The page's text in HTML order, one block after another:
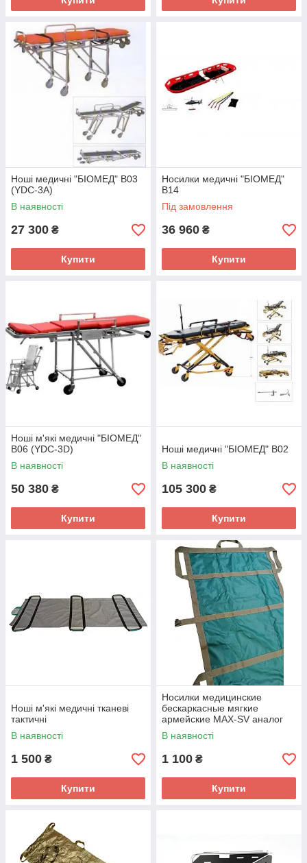
Ноші медичні "БІОМЕД" В03
(YDC-3А)
В наявності
27 300 ₴
Купити
Носилки медичні "БІОМЕД"
В14
Під замовлення
36 960 ₴
Купити
Ноші м'які медичні "БІОМЕД"
В06 (YDC-3D)
В наявності
50 380 ₴
Купити
Ноші медичні "БІОМЕД" В02
В наявності
105 300 ₴
Купити
Ноші м'які медичні тканеві
тактичні
В наявності
1 500 ₴
Купити
Носилки медицинские
бескаркасные мягкие
армейские MAX-SV аналог
Биомед А12
В наявності
1 100 ₴
Купити